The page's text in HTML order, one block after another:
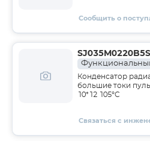
Сообщить о
Конденсатор
большие токи
10*12 105°C
Связаться с